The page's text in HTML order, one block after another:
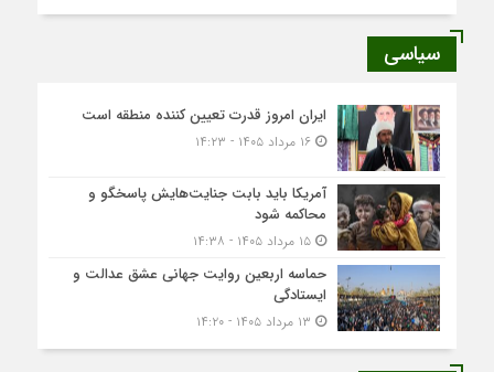
سیاسی
ایران امروز قدرت تعیین کننده منطقه است
۱۶ مرداد ۱۴۰۵ - ۱۴:۲۳
آمریکا باید بابت جنایت‌هایش پاسخگو و
محاکمه شود
۱۵ مرداد ۱۴۰۵ - ۱۴:۳۸
حماسه اربعین روایت جهانی عشق عدالت و
ایستادگی